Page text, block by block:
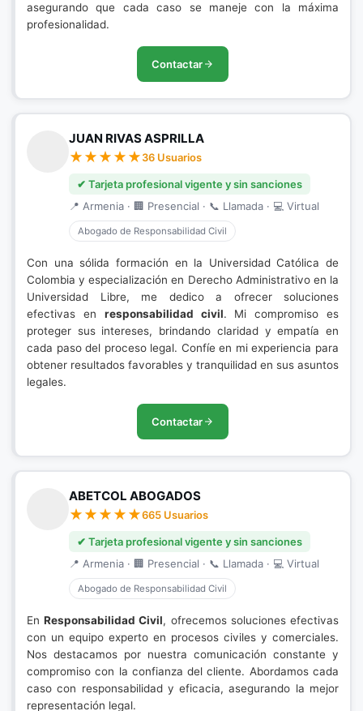
asegurando que cada caso se maneje con la máxima
profesionalidad.
Contactar
JUAN RIVAS ASPRILLA
36 Usuarios
✔ Tarjeta profesional vigente y sin sanciones
📍 Armenia · 🏢 Presencial · 📞 Llamada · 💻 Virtual
Abogado de Responsabilidad Civil
Con una sólida formación en la Universidad Católica de
Colombia y especialización en Derecho Administrativo en la
Universidad Libre, me dedico a ofrecer soluciones
efectivas en responsabilidad civil. Mi compromiso es
proteger sus intereses, brindando claridad y empatía en
cada paso del proceso legal. Confíe en mi experiencia para
obtener resultados favorables y tranquilidad en sus asuntos
legales.
Contactar
ABETCOL ABOGADOS
665 Usuarios
✔ Tarjeta profesional vigente y sin sanciones
📍 Armenia · 🏢 Presencial · 📞 Llamada · 💻 Virtual
Abogado de Responsabilidad Civil
EnResponsabilidad Civil, ofrecemos soluciones efectivas
con un equipo experto en procesos civiles y comerciales.
Nos destacamos por nuestra comunicación constante y
compromiso con la confianza del cliente. Abordamos cada
caso con responsabilidad y eficacia, asegurando la mejor
representación legal.